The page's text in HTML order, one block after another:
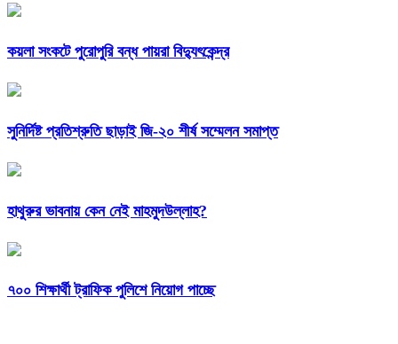
কয়লা সংকটে পুরোপুরি বন্ধ পায়রা বিদ্যুৎকেন্দ্র
সুনির্দিষ্ট প্রতিশ্রুতি ছাড়াই জি-২০ শীর্ষ সম্মেলন সমাপ্ত
হাথুরুর ভাবনায় কেন নেই মাহমুদউল্লাহ?
৭০০ শিক্ষার্থী ট্রাফিক পুলিশে নিয়োগ পাচ্ছে